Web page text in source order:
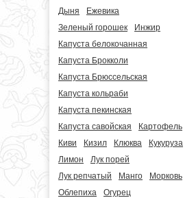
Дыня
Ежевика
Зеленый горошек
Инжир
Капуста белокочанная
Капуста Брокколи
Капуста Брюссельская
Капуста кольраби
Капуста пекинская
Капуста савойская
Картофель
Киви
Кизил Клюква
Кукуруза
Лимон
Лук порей
Лук репчатый
Манго
Морковь
Облепиха
Огурец